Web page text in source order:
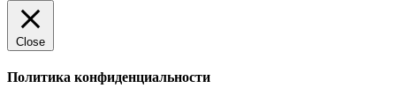
Close
Политика конфиденциальности